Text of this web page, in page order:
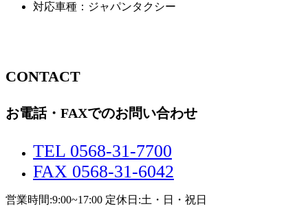
対応車種：ジャパンタクシー
CONTACT
お電話・FAXでのお問い合わせ
TEL 0568-31-7700
FAX 0568-31-6042
営業時間:9:00~17:00 定休日:土・日・祝日